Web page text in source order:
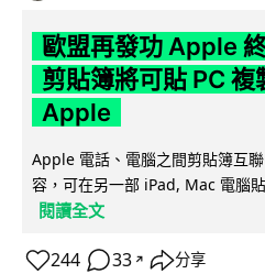
歐盟再發功 Apple
剪貼簿將可貼 PC
Apple
Apple 電話、電腦之間剪貼簿互
容，可在另一部 iPad, Mac 電腦
閱讀全文
244 33 ↗ 分享